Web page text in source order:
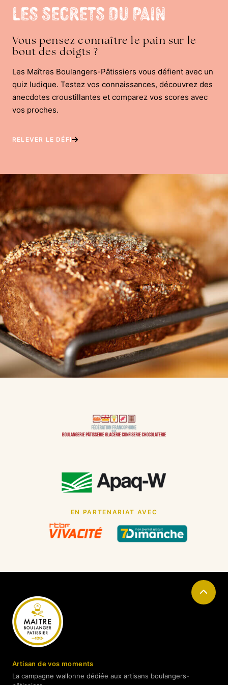
Les Secrets du Pain
Vous pensez connaître le pain sur le
bout des doigts ?
Les Maîtres Boulangers-Pâtissiers vous défient avec un
quiz ludique. Testez vos connaissances, découvrez des
anecdotes croustillantes et comparez vos scores avec
vos proches.
RELEVER LE DÉFI
EN PARTENARIAT AVEC
Artisan de vos moments
La campagne wallonne dédiée aux artisans boulangers-